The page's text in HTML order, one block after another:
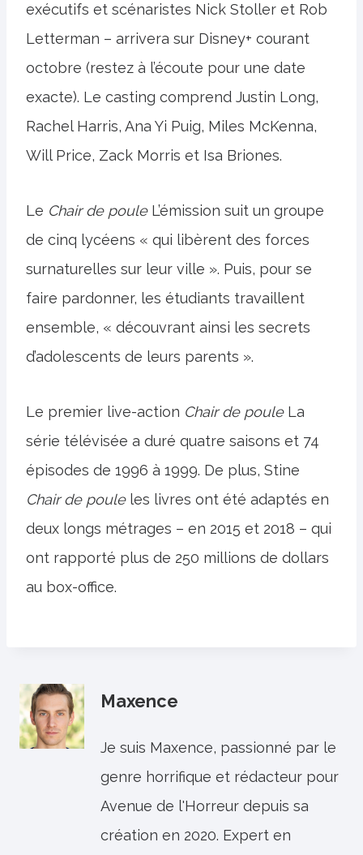
exécutifs et scénaristes Nick Stoller et Rob
Letterman – arrivera sur Disney+ courant
octobre (restez à l’écoute pour une date
exacte). Le casting comprend Justin Long,
Rachel Harris, Ana Yi Puig, Miles McKenna,
Will Price, Zack Morris et Isa Briones.
Le Chair de pouleL’émission suit un groupe
de cinq lycéens « qui libèrent des forces
surnaturelles sur leur ville ». Puis, pour se
faire pardonner, les étudiants travaillent
ensemble, « découvrant ainsi les secrets
d’adolescents de leurs parents ».
Le premier live-action Chair de pouleLa
série télévisée a duré quatre saisons et 74
épisodes de 1996 à 1999. De plus, Stine
Chair de pouleles livres ont été adaptés en
deux longs métrages – en 2015 et 2018 – qui
ont rapporté plus de 250 millions de dollars
au box-office.
Maxence
Je suis Maxence, passionné par le
genre horrifique et rédacteur pour
Avenue de l'Horreur depuis sa
création en 2020. Expert en